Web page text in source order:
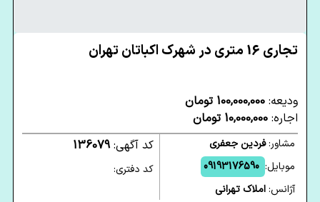
تجاری 16 متری در شهرک اکباتان تهران
ودیعه: 100,000,000 تومان
اجاره: 10,000,000 تومان
مشاور:فردین جعفری
موبایل: 09193176590
آژانس:املاک‌ تهرانی
کد آگهی:136079
کد دفتری: